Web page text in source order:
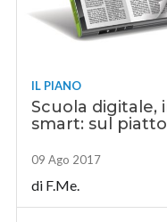
IL PIANO
Scuola digitale,
smart: sul
09 Ago 2017
di F.Me.